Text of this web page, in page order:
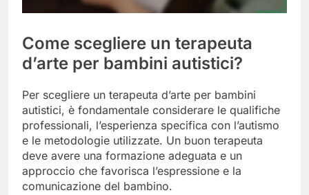
Come scegliere un terapeuta
d’arte per bambini autistici?
Per scegliere un terapeuta d’arte per bambini
autistici, è fondamentale considerare le qualifiche
professionali, l’esperienza specifica con l’autismo
e le metodologie utilizzate. Un buon terapeuta
deve avere una formazione adeguata e un
approccio che favorisca l’espressione e la
comunicazione del bambino.